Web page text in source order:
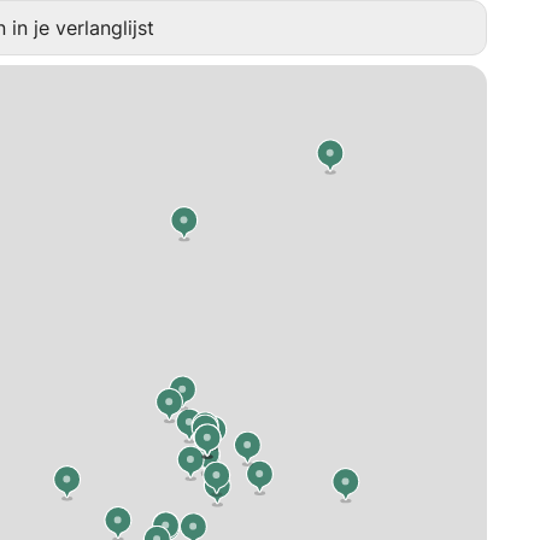
in je verlanglijst